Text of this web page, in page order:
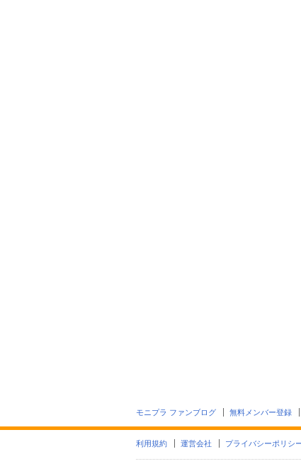
モニプラ ファンブログ 無料メンバー登録
利用規約 運営会社 プライバシーポリシ